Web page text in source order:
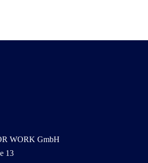
WORK GmbH
13